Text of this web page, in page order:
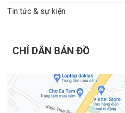
Tin tức & sự kiện
CHỈ DẪN BẢN ĐỒ